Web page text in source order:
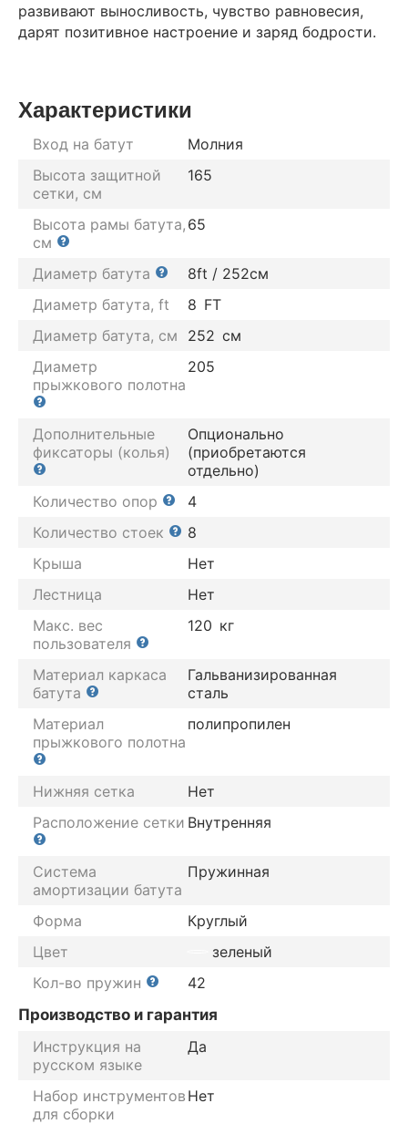
развивают выносливость, чувство равновесия,
дарят позитивное настроение и заряд бодрости.
Характеристики
Вход на батут
Молния
Высота защитной
сетки, см
165
Высота рамы батута,
см
65
Диаметр батута
8ft / 252см
Диаметр батута, ft
8 FT
Диаметр батута, см
252 см
Диаметр
прыжкового полотна
205
Дополнительные
фиксаторы (колья)
Опционально
(приобретаются
отдельно)
Количество опор
4
Количество стоек
8
Крыша
Нет
Лестница
Нет
Макс. вес
пользователя
120 кг
Материал каркаса
батута
Гальванизированная
сталь
Материал
прыжкового полотна
полипропилен
Нижняя сетка
Нет
Расположение сетки Внутренняя
Система
амортизации батута
Пружинная
Форма
Круглый
Цвет
зеленый
Кол-во пружин
42
Производство и гарантия
Инструкция на
русском языке
Да
Набор инструментов
для сборки
Нет